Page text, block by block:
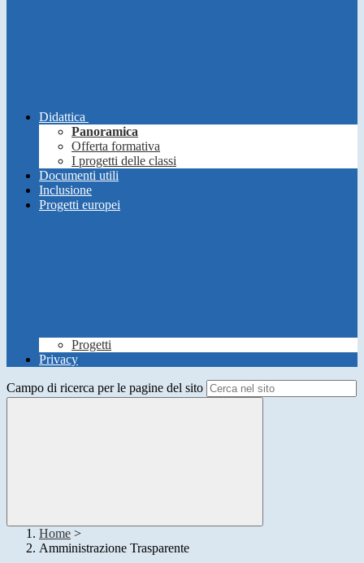
Didattica
Panoramica
Offerta formativa
I progetti delle classi
Documenti utili
Inclusione
Progetti europei
Progetti
Privacy
Campo di ricerca per le pagine del sito
Home >
Amministrazione Trasparente